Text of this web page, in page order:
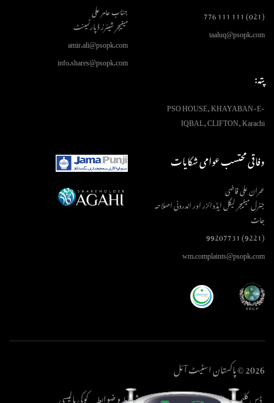
(021) 111 111 776
taaluq@psopk.com
پتہ:
PSO HOUSE, KHAYABAN-E-
IQBAL, CLIFTON, Karachi
جناب عامر علی
مینیجر شیئرز ڈپارٹمینٹ
amir.ali@psopk.com
info.shares@psopk.com
وفاقی محتسب عوامی شکایات
عمران علی قاضی
جنرل مینیجر لیگل ایڈوائزر اور اندرونی اصلاحہ
جات
(9221) 99207731
wm.complaints@psopk.com
2026 © پاکستان اسٹیٹ آئل
ڈس کلیمر پرائیویسی پالیسی کاپی رائٹ شرائط و ضوابط کوکی پالیسی